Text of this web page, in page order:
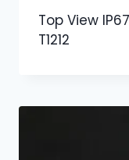
Top View
T1212